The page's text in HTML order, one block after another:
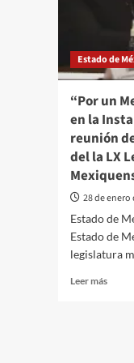
Estado de
“Por un
en la
reunión
del la LX
28 de enero
Estado de
Estado de
legislatura
Leer másLeer